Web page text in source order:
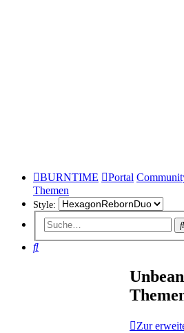
BURNTIME Portal
Themen
Style:
Suche
Zur